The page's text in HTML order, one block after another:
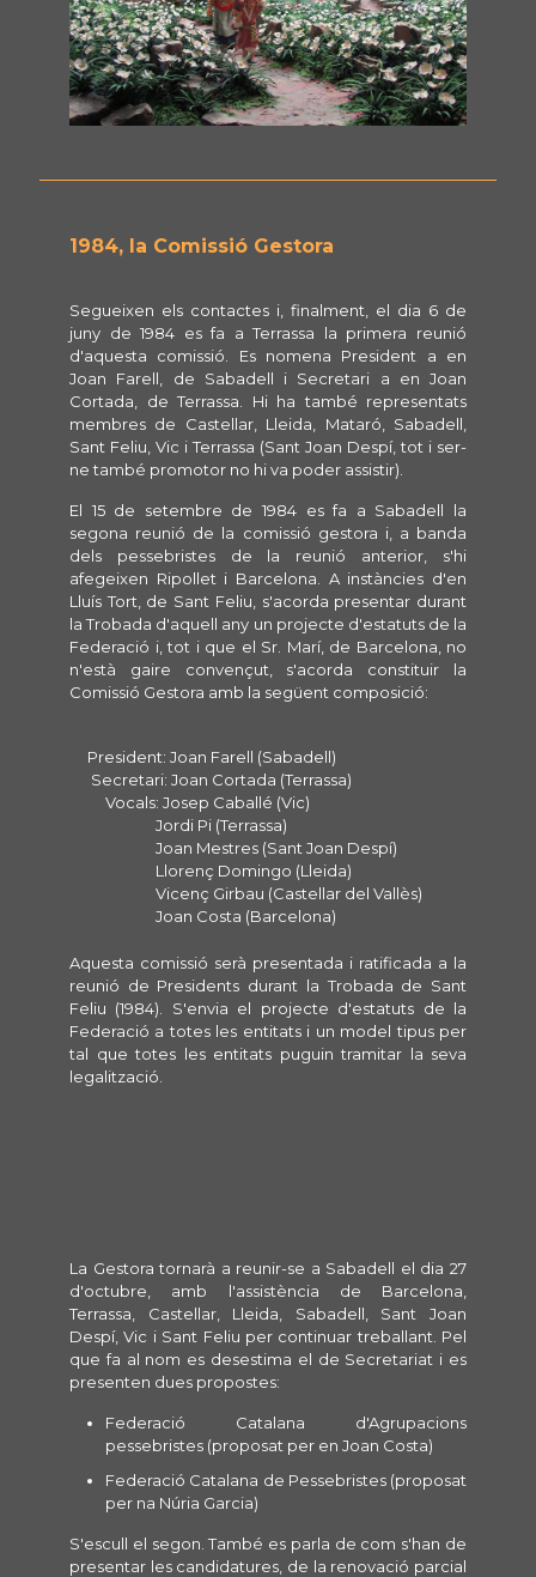
1984, la Comissió Gestora
Segueixen els contactes i, finalment, el dia 6 de
juny de 1984 es fa a Terrassa la primera reunió
d'aquesta comissió. Es nomena President a en
Joan Farell, de Sabadell i Secretari a en Joan
Cortada, de Terrassa. Hi ha també representats
membres de Castellar, Lleida, Mataró, Sabadell,
Sant Feliu, Vic i Terrassa (Sant Joan Despí, tot i ser-
ne també promotor no hi va poder assistir).
El 15 de setembre de 1984 es fa a Sabadell la
segona reunió de la comissió gestora i, a banda
dels pessebristes de la reunió anterior, s'hi
afegeixen Ripollet i Barcelona. A instàncies d'en
Lluís Tort, de Sant Feliu, s'acorda presentar durant
la Trobada d'aquell any un projecte d'estatuts de la
Federació i, tot i que el Sr. Marí, de Barcelona, no
n'està gaire convençut, s'acorda constituir la
Comissió Gestora amb la següent composició:
President: Joan Farell (Sabadell)
Secretari: Joan Cortada (Terrassa)
Vocals: Josep Caballé (Vic)
Jordi Pi (Terrassa)
Joan Mestres (Sant Joan Despí)
Llorenç Domingo (Lleida)
Vicenç Girbau (Castellar del Vallès)
Joan Costa (Barcelona)
Aquesta comissió serà presentada i ratificada a la
reunió de Presidents durant la Trobada de Sant
Feliu (1984). S'envia el projecte d'estatuts de la
Federació a totes les entitats i un model tipus per
tal que totes les entitats puguin tramitar la seva
legalització.
La Gestora tornarà a reunir-se a Sabadell el dia 27
d'octubre, amb l'assistència de Barcelona,
Terrassa, Castellar, Lleida, Sabadell, Sant Joan
Despí, Vic i Sant Feliu per continuar treballant. Pel
que fa al nom es desestima el de Secretariat i es
presenten dues propostes:
Federació Catalana d'Agrupacions
pessebristes (proposat per en Joan Costa)
Federació Catalana de Pessebristes (proposat
per na Núria Garcia)
S'escull el segon. També es parla de com s'han de
presentar les candidatures, de la renovació parcial